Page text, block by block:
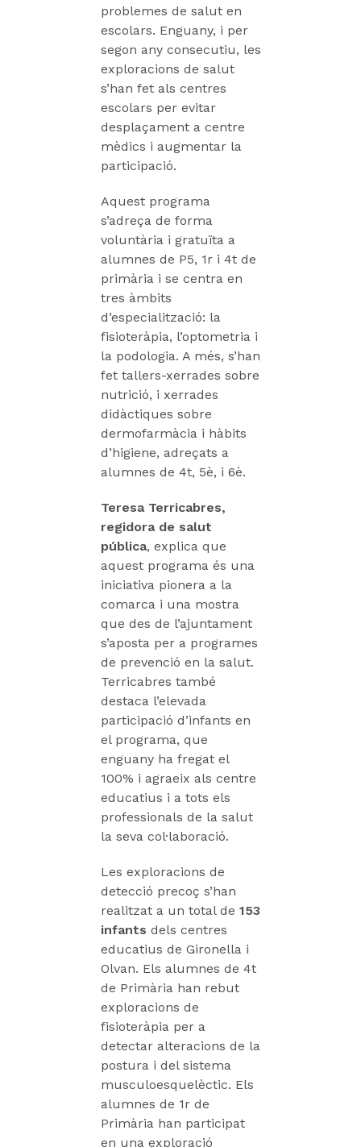
problemes de salut en
escolars. Enguany, i per
segon any consecutiu, les
exploracions de salut
s’han fet als centres
escolars per evitar
desplaçament a centre
mèdics i augmentar la
participació.
Aquest programa
s’adreça de forma
voluntària i gratuïta a
alumnes de P5, 1r i 4t de
primària i se centra en
tres àmbits
d’especialització: la
fisioteràpia, l’optometria i
la podologia. A més, s’han
fet tallers-xerrades sobre
nutrició, i xerrades
didàctiques sobre
dermofarmàcia i hàbits
d’higiene, adreçats a
alumnes de 4t, 5è, i 6è.
Teresa Terricabres,
regidora de salut
pública, explica que
aquest programa és una
iniciativa pionera a la
comarca i una mostra
que des de l’ajuntament
s’aposta per a programes
de prevenció en la salut.
Terricabres també
destaca l’elevada
participació d’infants en
el programa, que
enguany ha fregat el
100% i agraeix als centre
educatius i a tots els
professionals de la salut
la seva col·laboració.
Les exploracions de
detecció precoç s’han
realitzat a un total de 153
infants dels centres
educatius de Gironella i
Olvan. Els alumnes de 4t
de Primària han rebut
exploracions de
fisioteràpia per a
detectar alteracions de la
postura i del sistema
musculoesquelèctic. Els
alumnes de 1r de
Primària han participat
en una exploració